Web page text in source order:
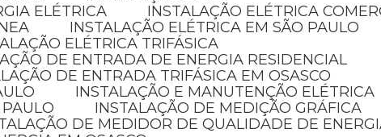
ELÉTRICA
INSTALAÇÃO ELÉTRICA
INSTALAÇÃO ELÉTRICA EM SÃO PAULO
ELÉTRICA TRIFÁSICA
DE ENTRADA DE ENERGIA RESIDENCIAL
DE ENTRADA TRIFÁSICA EM OSASCO
INSTALAÇÃO E MANUTENÇÃO ELÉTRICA
INSTALAÇÃO DE MEDIÇÃO GRÁFICA
DE MEDIDOR DE QUALIDADE DE